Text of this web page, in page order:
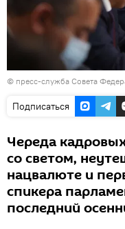
© пресс-служба Совета
Подписаться
Череда
со светом,
нацвалюте и
спикера
последний